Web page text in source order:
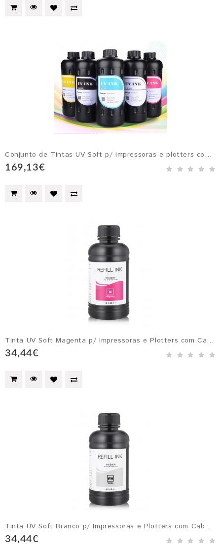
Conjunto de Tintas UV Soft p/ impressoras e plotters com cabeçotes Epson DX4, DX5, DX6 e DX7 Preto, Amarelo, Magenta, Ciano e Branco
169,13€
Tinta UV Soft Magenta p/ Impressoras e Plotters com Cabeçotes Epson DX4, DX5, DX6 e DX7
34,44€
Tinta UV Soft Branco p/ Impressoras e Plotters com Cabeçotes Epson DX4, DX5, DX6 e DX7
34,44€